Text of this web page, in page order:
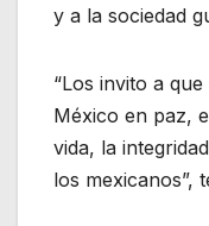
y a la sociedad
“Los invito a
México en paz,
vida, la
los mexicanos”,